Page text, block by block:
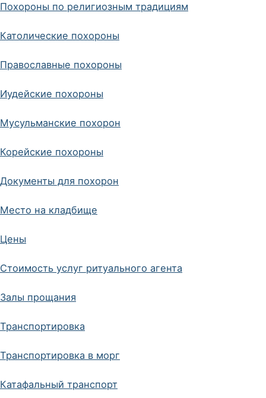
Похороны по религиозным традициям
Католические похороны
Православные похороны
Иудейские похороны
Мусульманские похорон
Корейские похороны
Документы для похорон
Место на кладбище
Цены
Стоимость услуг ритуального агента
Залы прощания
Транспортировка
Транспортировка в морг
Катафальный транспорт